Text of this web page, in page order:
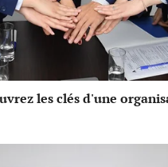
les clés d'une